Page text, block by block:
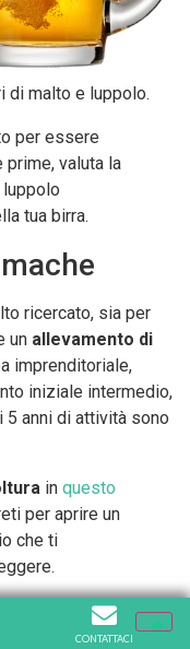
di malto e luppolo.
per essere
valuta la
tua birra.
ricercato, sia per
un allevamento di
imprenditoriale,
iniziale intermedio,
anni di attività sono
in questo
per aprire un
che ti
CONTATTACI